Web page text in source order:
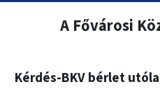
A Fővárosi
Kérdés-BKV bérlet